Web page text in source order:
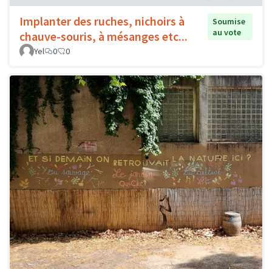
Implanter des ruches, nichoirs à
chauve-souris, à mésanges etc...
Soumise
au vote
Yel
0 0